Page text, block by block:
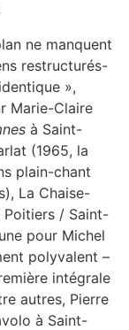
ne manquent
restructurés-
»,
Marie-Claire
à Saint-
(1965, la
plain-chant
La Chaise-
Poitiers / Saint-
pour Michel
polyvalent –
intégrale
autres, Pierre
à Saint-